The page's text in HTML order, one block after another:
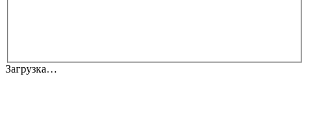
Загрузка…